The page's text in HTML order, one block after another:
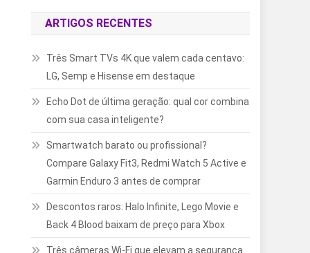
ARTIGOS RECENTES
Três Smart TVs 4K que valem cada centavo:
LG, Semp e Hisense em destaque
Echo Dot de última geração: qual cor combina
com sua casa inteligente?
Smartwatch barato ou profissional?
Compare Galaxy Fit3, Redmi Watch 5 Active e
Garmin Enduro 3 antes de comprar
Descontos raros: Halo Infinite, Lego Movie e
Back 4 Blood baixam de preço para Xbox
Três câmeras Wi-Fi que elevam a segurança